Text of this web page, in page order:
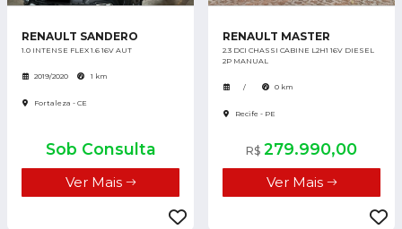
RENAULT SANDERO
1.0 INTENSE FLEX 1.6 16V AUT
2019/2020 1 km
Fortaleza - CE
Sob Consulta
Ver Mais
RENAULT MASTER
2.3 DCI CHASSI CABINE L2H1 16V DIESEL
2P MANUAL
/ 0 km
Recife - PE
R$ 279.990,00
Ver Mais